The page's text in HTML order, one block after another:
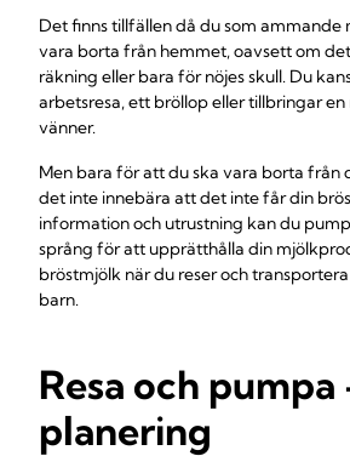
Det finns tillfällen då du som
vara borta från hemmet, oavsett om
räkning eller bara för nöjes skull. Du
arbetsresa, ett bröllop eller tillbringar
vänner.
Men bara för att du ska vara borta från
det inte innebära att det inte får din
information och utrustning kan du
språng för att upprätthålla din
bröstmjölk när du reser och
barn.
Resa och pumpa
planering